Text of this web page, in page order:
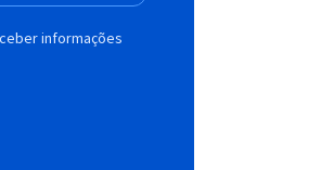
informações